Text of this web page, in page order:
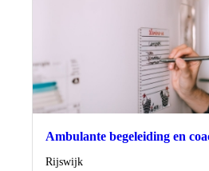
Ambulante begeleiding en
Locatie
Rijswijk